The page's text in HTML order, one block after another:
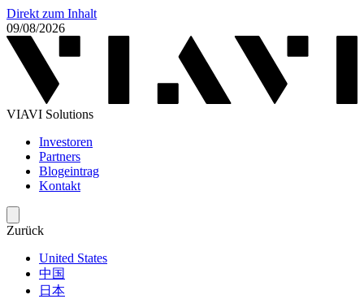
Direkt zum Inhalt
09/08/2026
VIAVI Solutions
Investoren
Partners
Blogeintrag
Kontakt
Zurück
United States
中国
日本